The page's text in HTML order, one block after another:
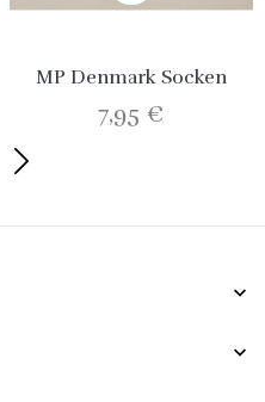
MP Denmark Socken
7,95 €

